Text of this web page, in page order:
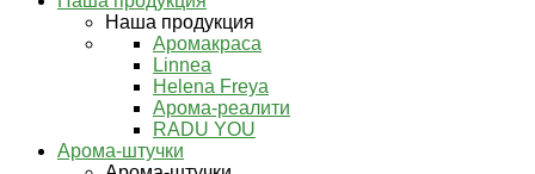
Наша продукция
Аромакраса
Linnea
Helena Freya
Арома-реалити
RADU YOU
Арома-штучки